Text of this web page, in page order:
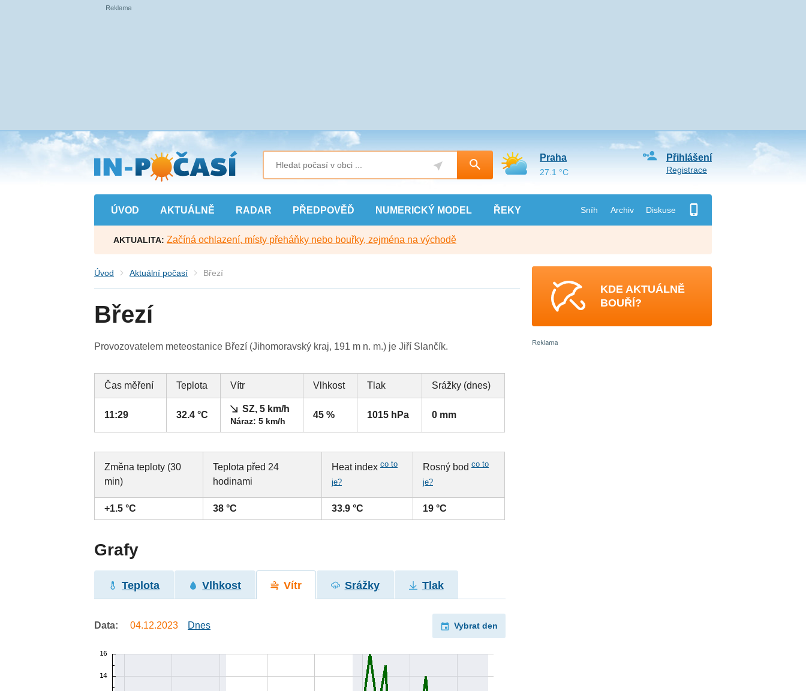
Přejít
na
hlavní
obsah
ÚVOD AKTUÁLNĚ RADAR PŘEDPOVĚĎ NUMERICKÝ MODEL ŘEKY Sníh Archiv Diskuse
Přihlášení
Registrace
Praha
27.1 °C
AKTUALITA: Začíná ochlazení, místy přeháňky nebo bouřky, zejména na východě
Úvod Aktuální počasí Březí
Březí
Provozovatelem meteostanice Březí (Jihomoravský kraj, 191 m n. m.) je Jiří Slančík.
Čas měření Teplota Vítr Vlhkost Tlak Srážky (dnes)
11:29 32.4 °C
SZ, 5 km/h
Náraz: 5 km/h
45 % 1015 hPa 0 mm
Změna teploty (30
min)
Teplota před 24
hodinami
Heat indexco to
je?
Rosný bodco to
je?
+1.5 °C 38 °C 33.9 °C 19 °C
Grafy
Teplota Vlhkost Vítr Srážky Tlak
Data: 04.12.2023 Dnes Vybrat den
KDE AKTUÁLNĚ
BOUŘÍ?